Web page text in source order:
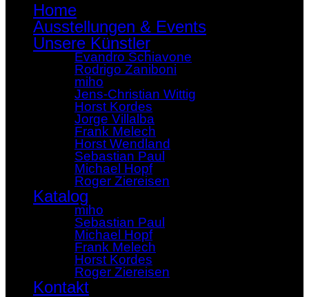
Home
Ausstellungen & Events
Unsere Künstler
Evandro Schiavone
Rodrigo Zaniboni
miho
Jens-Christian Wittig
Horst Kordes
Jorge Villalba
Frank Melech
Horst Wendland
Sebastian Paul
Michael Hopf
Roger Ziereisen
Katalog
miho
Sebastian Paul
Michael Hopf
Frank Melech
Horst Kordes
Roger Ziereisen
Kontakt